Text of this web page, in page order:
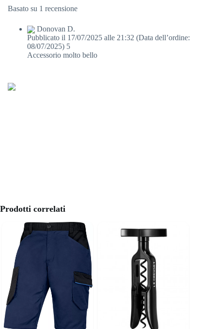
Basato su 1 recensione
Donovan D.
Pubblicato il 17/07/2025 alle 21:32 (Data dell’ordine:
08/07/2025) 5
Accessorio molto bello
Prodotti correlati